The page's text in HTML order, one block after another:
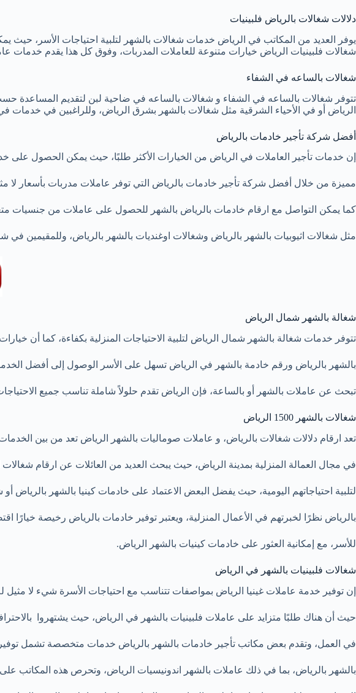
دلالات شغالات بالرياض فلبينيات
يوفر العديد من المكاتب في الرياض خدمات شغالات بالشهر لتلبية احتياجات الأسر،
شغالات فلبينيات الرياض خيارات متنوعة للعاملات المدربات، وفوق كل هذا يقدم خدمات
شغالات بالساعه في الشفاء
تتوفر شغالات بالساعه في الشفاء و شغالات بالساعه في ضاحية لبن لتقديم المساعدة
الرياض أو في الأحياء الشرقية مثل شغالات بالشهر بشرق الرياض، وللراغبين في خدمات في
أفضل شركة تأجير خادمات بالرياض
إن خدمات تأجير العاملات في الرياض من الخيارات الأكثر طلبًا، حيث يمكن الحصول على
مميزة من خلال أفضل شركة تأجير خادمات بالرياض التي توفر عاملات مدربات بأسعار لا
كما يمكن التواصل مع ارقام خادمات بالرياض بالشهر للحصول على عاملات من جنسيات
مثل شغالات اثيوبيات بالشهر بالرياض وشغالات اوغنديات بالشهر بالرياض، وللمقيمين في
شغالة بالشهر شمال الرياض
تتوفر خدمات شغالة بالشهر شمال الرياض لتلبية الاحتياجات المنزلية بكفاءة، كما أن
بالشهر بالرياض ورقم خادمة بالشهر في الرياض تسهل على الأسر الوصول إلى أفضل
تبحث عن عاملات بالشهر أو بالساعة، فإن الرياض تقدم حلولاً شاملة تناسب جميع
شغالات بالشهر 1500 الرياض
تعد ارقام دلالات شغالات بالرياض، و عاملات صوماليات بالشهر الرياض تعد من بين الخدمات
في مجال العمالة المنزلية بمدينة الرياض، حيث يبحث العديد من العائلات عن ارقام شغالات
لتلبية احتياجاتهم اليومية، حيث يفضل البعض الاعتماد على خادمات كينيا بالشهر بالرياض
بالرياض نظرًا لخبرتهم في الأعمال المنزلية، ويعتبر توفير خادمات بالرياض رخيصة خيارًا
للأسر، مع إمكانية العثور على خادمات كينيات بالشهر الرياض.
شغالات فلبينيات بالشهر في الرياض
إن توفير خدمة عاملات غينيا الرياض بمواصفات تتناسب مع احتياجات الأسرة شيء لا مثيل
حيث أن هناك طلبًا متزايد على عاملات فلبينيات بالشهر في الرياض، حيث يشتهروا
في العمل، وتقدم بعض مكاتب تأجير خادمات بالشهر بالرياض خدمات متخصصة تشمل توفير
بالشهر بالرياض، بما في ذلك عاملات بالشهر اندونيسيات الرياض، وتحرص هذه المكاتب على